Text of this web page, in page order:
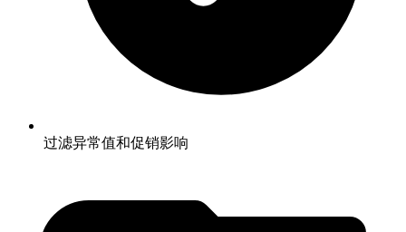
过滤异常值和促销影响